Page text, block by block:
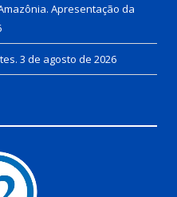
Apresentação da
3 de agosto de 2026